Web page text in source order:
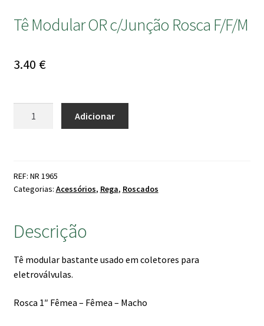
Tê Modular OR c/Junção Rosca F/F/M
3.40 €
c/Junção
Rosca
Adicionar
REF: NR 1965
Categorias: Acessórios, Rega, Roscados
Descrição
Tê modular bastante usado em coletores para
eletroválvulas.
Rosca 1″ Fêmea – Fêmea – Macho